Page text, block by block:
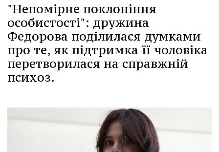
"Непомірне поклоніння
особистості": дружина
Федорова поділилася думками
про те, як підтримка її чоловіка
перетворилася на справжній
психоз.